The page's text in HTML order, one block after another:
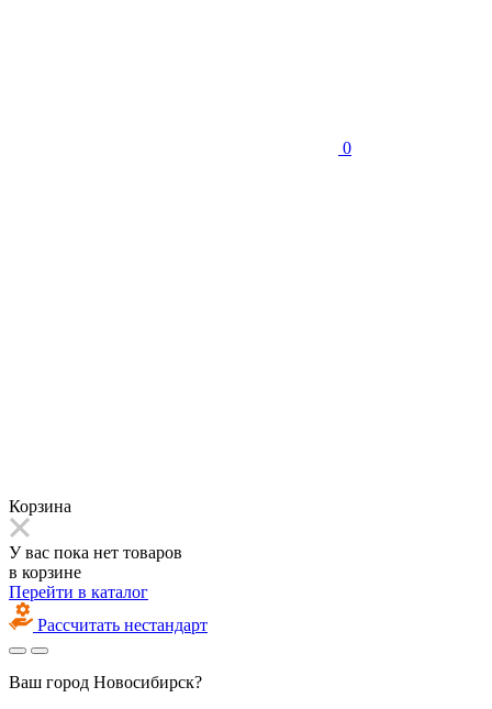
0
Корзина
У вас пока нет товаров
в корзине
Перейти в каталог
Рассчитать нестандарт
Ваш город Новосибирск?